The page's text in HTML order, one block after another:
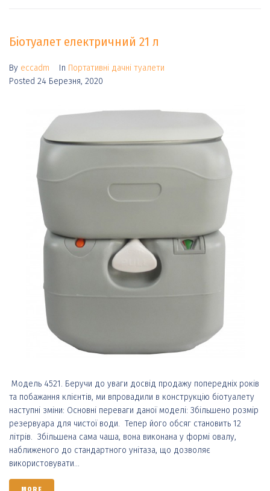
Біотуалет електричний 21 л
By eccadm In Портативні дачні туалети
Posted 24 Березня, 2020
Модель 4521. Беручи до уваги досвід продажу попередніх років
та побажання клієнтів, ми впровадили в конструкцію біотуалету
наступні зміни: Основні переваги даної моделі: Збільшено розмір
резервуара для чистої води. Тепер його обсяг становить 12
літрів. Збільшена сама чаша, вона виконана у формі овалу,
наближеного до стандартного унітаза, що дозволяє
використовувати...